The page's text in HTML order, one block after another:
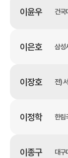
이윤우 건국
이은호 삼성
이장호 전)
이정학 한림
이종구 대구